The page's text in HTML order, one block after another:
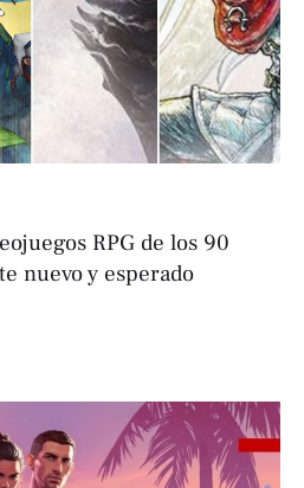
RPG de los 90
nuevo y esperado